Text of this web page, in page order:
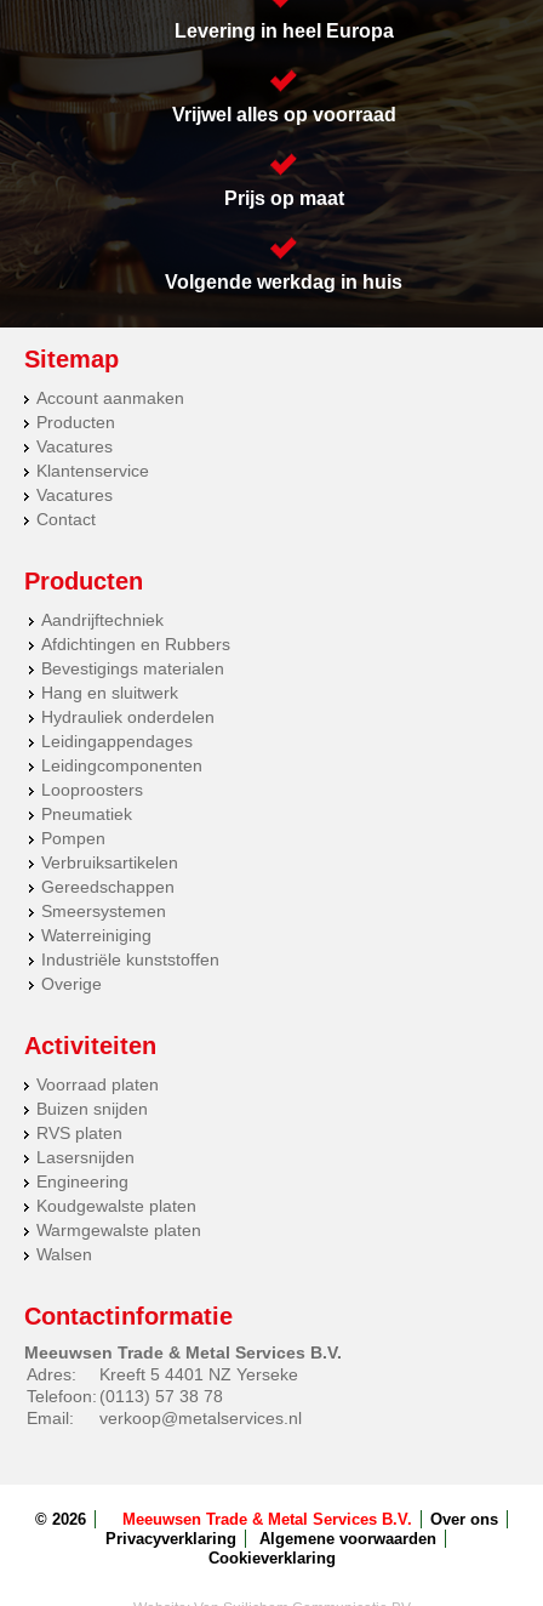
Levering in heel Europa
Vrijwel alles op voorraad
Prijs op maat
Volgende werkdag in huis
Sitemap
Account aanmaken
Producten
Vacatures
Klantenservice
Vacatures
Contact
Producten
Aandrijftechniek
Afdichtingen en Rubbers
Bevestigings materialen
Hang en sluitwerk
Hydrauliek onderdelen
Leidingappendages
Leidingcomponenten
Looproosters
Pneumatiek
Pompen
Verbruiksartikelen
Gereedschappen
Smeersystemen
Waterreiniging
Industriële kunststoffen
Overige
Activiteiten
Voorraad platen
Buizen snijden
RVS platen
Lasersnijden
Engineering
Koudgewalste platen
Warmgewalste platen
Walsen
Contactinformatie
Meeuwsen Trade & Metal Services B.V.
Adres:
Kreeft 5 4401 NZ Yerseke
Telefoon: (0113) 57 38 78
Email:
verkoop@metalservices.nl
© 2026 Meeuwsen Trade & Metal Services B.V.
Over ons
Privacyverklaring
Algemene voorwaarden
Cookieverklaring